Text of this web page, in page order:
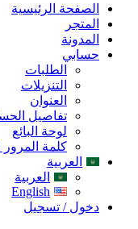
الصفحة الرئيسية
المتجر
المدونة
حسابي
الطلبات
التنزيلات
العنوان
تفاصيل
لوحة البائع
كلمة المرور
العربية
العربية
English
دخول / تسجيل